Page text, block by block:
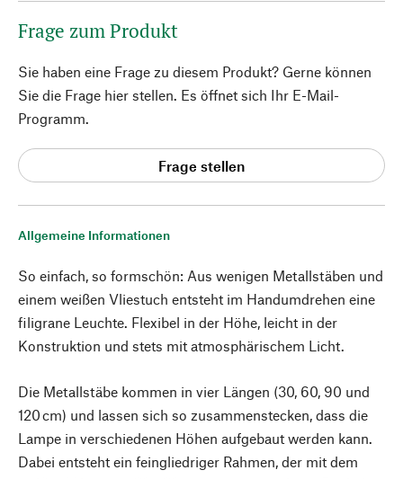
Allgemeine Informationen
So einfach, so formschön: Aus wenigen Metallstäben und
einem weißen Vliestuch entsteht im Handumdrehen eine
filigrane Leuchte. Flexibel in der Höhe, leicht in der
Konstruktion und stets mit atmosphärischem Licht.
Die Metallstäbe kommen in vier Längen (30, 60, 90 und
120 cm) und lassen sich so zusammenstecken, dass die
Lampe in verschiedenen Höhen aufgebaut werden kann.
Dabei entsteht ein feingliedriger Rahmen, der mit dem
Frage zum Produkt
Sie haben eine Frage zu diesem Produkt? Gerne können
Sie die Frage hier stellen. Es öffnet sich Ihr E-Mail-
Programm.
Frage stellen